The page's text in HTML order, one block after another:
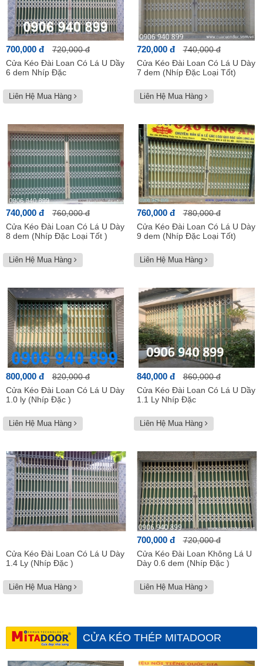
700,000 đ
720,000 đ
Cửa Kéo Đài Loan Có Lá U Dầy
6 dem Nhíp Đặc
Liên Hệ Mua Hàng
720,000 đ
740,000 đ
Cửa Kéo Đài Loan Có Lá U Dày
7 dem (Nhíp Đặc Loại Tốt)
Liên Hệ Mua Hàng
740,000 đ
760,000 đ
Cửa Kéo Đài Loan Có Lá U Dày
8 dem (Nhíp Đặc Loại Tốt )
Liên Hệ Mua Hàng
760,000 đ
780,000 đ
Cửa Kéo Đài Loan Có Lá U Dày
9 dem (Nhíp Đặc Loại Tốt)
Liên Hệ Mua Hàng
800,000 đ
820,000 đ
Cửa Kéo Đài Loan Có Lá U Dày
1.0 ly (Nhíp Đặc )
Liên Hệ Mua Hàng
840,000 đ
860,000 đ
Cửa Kéo Đài Loan Có Lá U Dầy
1.1 Ly Nhíp Đặc
Liên Hệ Mua Hàng
Cửa Kéo Đài Loan Có Lá U Dày
1.4 Ly (Nhíp Đặc )
Liên Hệ Mua Hàng
700,000 đ
720,000 đ
Cửa Kéo Đài Loan Không Lá U
Dày 0.6 dem (Nhíp Đặc )
Liên Hệ Mua Hàng
CỬA KÉO THÉP MITADOOR
Xem tất cả